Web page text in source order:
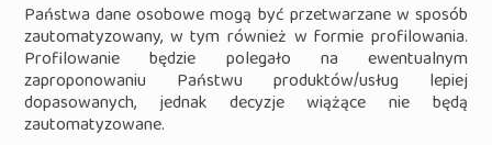
Państwa dane osobowe mogą być przetwarzane w sposób
zautomatyzowany, w tym również w formie profilowania.
Profilowanie będzie polegało na ewentualnym
zaproponowaniu Państwu produktów/usług lepiej
dopasowanych, jednak decyzje wiążące nie będą
zautomatyzowane.